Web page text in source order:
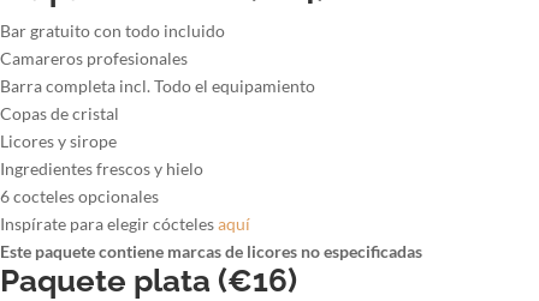
Bar gratuito con todo incluido
Camareros profesionales
Barra completa incl. Todo el equipamiento
Copas de cristal
Licores y sirope
Ingredientes frescos y hielo
6 cocteles opcionales
Inspírate para elegir cóctelesaquí
Este paquete contiene marcas de licores no especificadas
Paquete plata (€16)